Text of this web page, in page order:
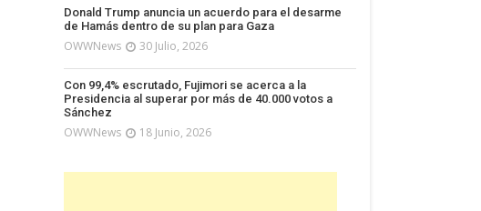
Donald Trump anuncia un acuerdo para el desarme
de Hamás dentro de su plan para Gaza
OWWNews 30 Julio, 2026
Con 99,4% escrutado, Fujimori se acerca a la
Presidencia al superar por más de 40.000 votos a
Sánchez
OWWNews 18 Junio, 2026